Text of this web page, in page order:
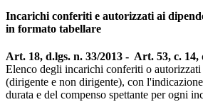
Incarichi conferiti e autorizzati ai
in formato tabellare
Art. 18, d.lgs. n. 33/2013 - Art. 53, c. 14,
Elenco degli incarichi conferiti o autorizzati
(dirigente e non dirigente), con
durata e del compenso spettante per ogni